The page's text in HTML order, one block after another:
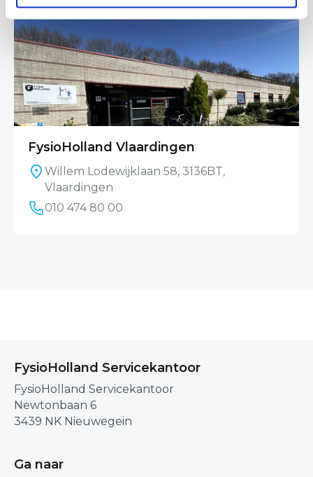
FysioHolland Vlaardingen
Willem Lodewijklaan 58, 3136BT,
Vlaardingen
010 474 80 00
FysioHolland Servicekantoor
FysioHolland Servicekantoor
Newtonbaan 6
3439 NK Nieuwegein
Ga naar